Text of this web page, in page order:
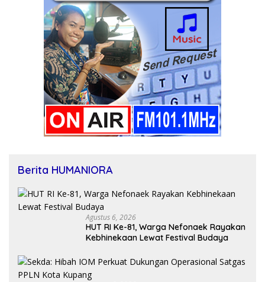
Berita HUMANIORA
Agustus 6, 2026
HUT RI Ke-81, Warga Nefonaek Rayakan
Kebhinekaan Lewat Festival Budaya